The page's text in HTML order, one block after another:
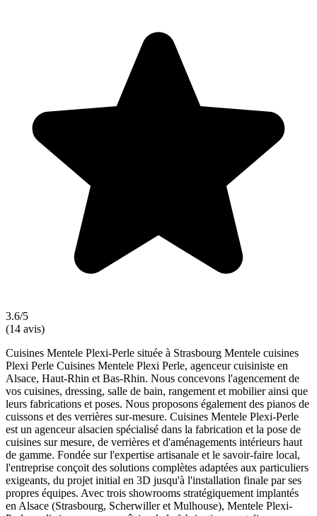
3.6/5
(14 avis)
Cuisines Mentele Plexi-Perle située à Strasbourg Mentele cuisines
Plexi Perle Cuisines Mentele Plexi Perle, agenceur cuisiniste en
Alsace, Haut-Rhin et Bas-Rhin. Nous concevons l'agencement de
vos cuisines, dressing, salle de bain, rangement et mobilier ainsi que
leurs fabrications et poses. Nous proposons également des pianos de
cuissons et des verrières sur-mesure. Cuisines Mentele Plexi-Perle
est un agenceur alsacien spécialisé dans la fabrication et la pose de
cuisines sur mesure, de verrières et d'aménagements intérieurs haut
de gamme. Fondée sur l'expertise artisanale et le savoir-faire local,
l'entreprise conçoit des solutions complètes adaptées aux particuliers
exigeants, du projet initial en 3D jusqu'à l'installation finale par ses
propres équipes. Avec trois showrooms stratégiquement implantés
en Alsace (Strasbourg, Scherwiller et Mulhouse), Mentele Plexi-